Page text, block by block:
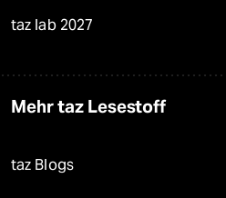
taz lab 2027
Mehr taz Lesestoff
taz Blogs